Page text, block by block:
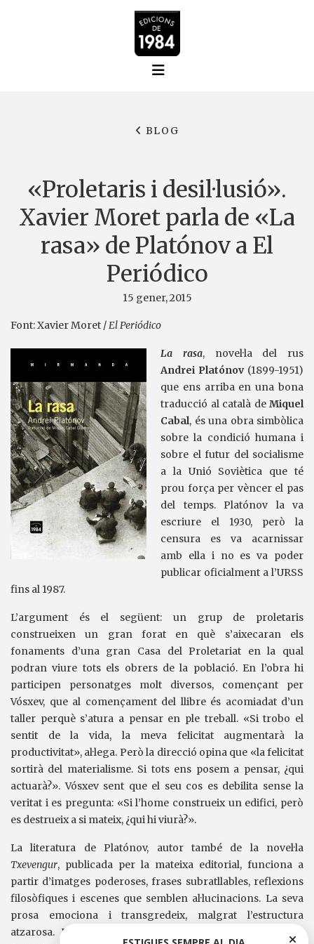
BLOG
«Proletaris i desil·lusió».
Xavier Moret parla de «La
rasa» de Platónov a El
Periódico
15 gener, 2015
Font: Xavier Moret /El Periódico
La rasa, novel·la del rus
Andrei Platónov(1899-1951)
que ens arriba en una bona
traducció al català de Miquel
Cabal, és una obra simbòlica
sobre la condició humana i
sobre el futur del socialisme
a la Unió Soviètica que té
prou força per vèncer el pas
del temps. Platónov la va
escriure el 1930, però la
censura es va acarnissar
amb ella i no es va poder
publicar oficialment a l’URSS
fins al 1987.
L’argument és el següent: un grup de proletaris
construeixen un gran forat en què s’aixecaran els
fonaments d’una gran Casa del Proletariat en la qual
podran viure tots els obrers de la població. En l’obra hi
participen personatges molt diversos, començant per
Vósxev, que al començament del llibre és acomiadat d’un
taller perquè s’atura a pensar en ple treball. «Si trobo el
sentit de la vida, la meva felicitat augmentarà la
productivitat», al·lega. Però la direcció opina que «la felicitat
sortirà del materialisme. Si tots ens posem a pensar, ¿qui
actuarà?». Vósxev sent que el seu cos es debilita sense la
veritat i es pregunta: «Si l’home construeix un edifici, però
es destrueix a si mateix, ¿qui hi viurà?».
La literatura de Platónov, autor també de la novel·la
Txevengur, publicada per la mateixa editorial, funciona a
partir d’imatges poderoses, frases subratllables, reflexions
filosòfiques i escenes que semblen al·lucinacions. La seva
prosa emociona i transgredeix, malgrat l’estructura
atzarosa. La vida de Platónov no va ser fàcil. Fill d’un